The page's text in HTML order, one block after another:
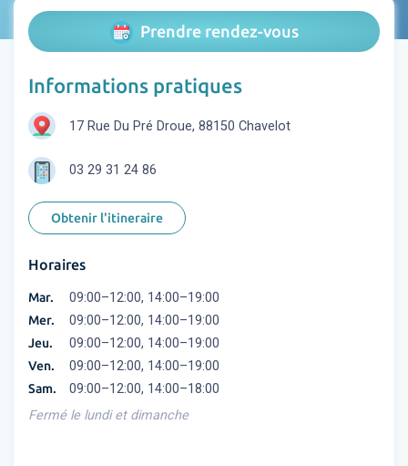
Prendre rendez-vous
Informations pratiques
17 Rue Du Pré Droue, 88150 Chavelot
03 29 31 24 86
Obtenir l'itineraire
Horaires
Mar. 09:00–12:00, 14:00–19:00
Mer. 09:00–12:00, 14:00–19:00
Jeu. 09:00–12:00, 14:00–19:00
Ven. 09:00–12:00, 14:00–19:00
Sam.
09:00–12:00, 14:00–18:00
Fermé le lundi et dimanche